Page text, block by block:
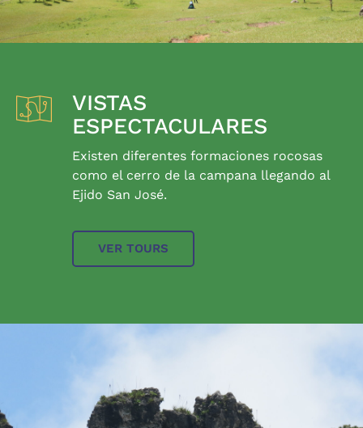
VISTAS
ESPECTACULARES
Existen diferentes formaciones rocosas
como el cerro de la campana llegando al
Ejido San José.
VER TOURS